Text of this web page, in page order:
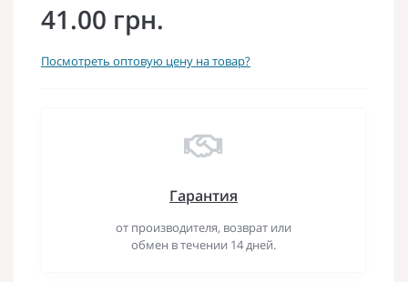
41.00 грн.
Посмотреть оптовую цену на товар?
Гарантия
от производителя, возврат или
обмен в течении 14 дней.